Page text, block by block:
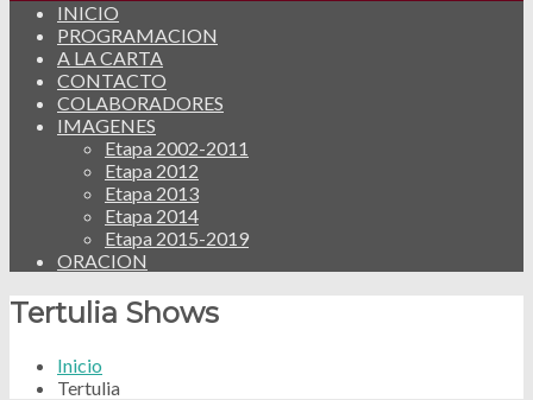
INICIO
PROGRAMACION
A LA CARTA
CONTACTO
COLABORADORES
IMAGENES
Etapa 2002-2011
Etapa 2012
Etapa 2013
Etapa 2014
Etapa 2015-2019
ORACION
Tertulia Shows
Inicio
Tertulia